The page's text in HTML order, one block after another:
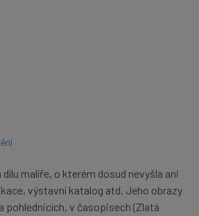
malíře, o kterém dosud nevyšla ani
výstavní katalog atd. Jeho obrazy
pohlednicích, v časopisech (Zlatá